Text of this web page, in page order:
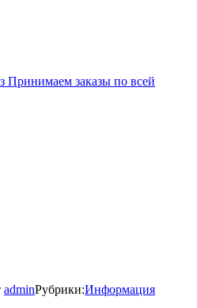
Принимаем заказы по всей
adminРубрики:Информация